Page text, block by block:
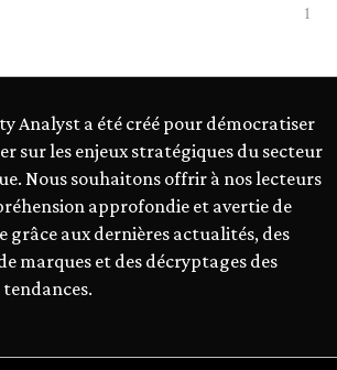
1
Analyst a été créé pour démocratiser
sur les enjeux stratégiques du secteur
Nous souhaitons offrir à nos lecteurs
approfondie et avertie de
grâce aux dernières actualités, des
marques et des décryptages des